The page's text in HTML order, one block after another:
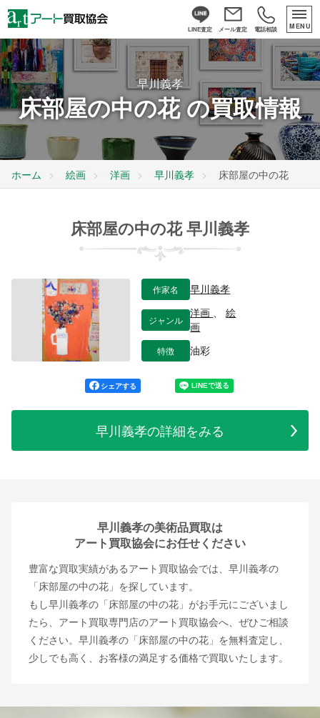
LINE査定 メール査定 電話相談 MENU
早川義孝
床部屋の中の花 の買取情報
ホーム 絵画 洋画 早川義孝 床部屋の中の花
床部屋の中の花 早川義孝
作家名 早川義孝
ジャンル
洋画 、絵
画
特徴 油彩
シェアする
早川義孝の詳細をみる
早川義孝の美術品買取は
アート買取協会にお任せください
豊富な買取実績があるアート買取協会では、早川義孝の
「床部屋の中の花」を探しています。
もし早川義孝の「床部屋の中の花」がお手元にございまし
たら、アート買取専門店のアート買取協会へ、ぜひご相談
ください。早川義孝の「床部屋の中の花」を無料査定し、
少しでも高く、お客様の満足する価格で買取いたします。